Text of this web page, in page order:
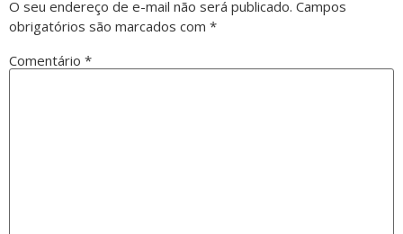
O seu endereço de e-mail não será publicado. Campos
obrigatórios são marcados com *
Comentário *